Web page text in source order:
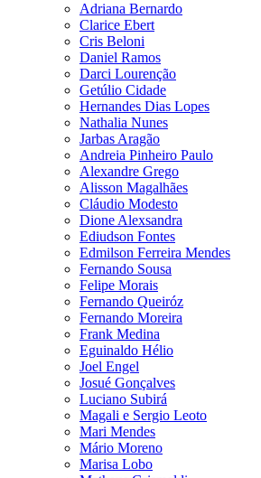
Adriana Bernardo
Clarice Ebert
Cris Beloni
Daniel Ramos
Darci Lourenção
Getúlio Cidade
Hernandes Dias Lopes
Nathalia Nunes
Jarbas Aragão
Andreia Pinheiro Paulo
Alexandre Grego
Alisson Magalhães
Cláudio Modesto
Dione Alexsandra
Ediudson Fontes
Edmilson Ferreira Mendes
Fernando Sousa
Felipe Morais
Fernando Queiróz
Fernando Moreira
Frank Medina
Eguinaldo Hélio
Joel Engel
Josué Gonçalves
Luciano Subirá
Magali e Sergio Leoto
Mari Mendes
Mário Moreno
Marisa Lobo